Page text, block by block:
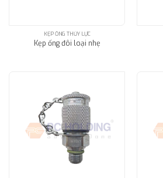
KẸP ỐNG THỦY LỰC
Kẹp ống đôi loại nhẹ